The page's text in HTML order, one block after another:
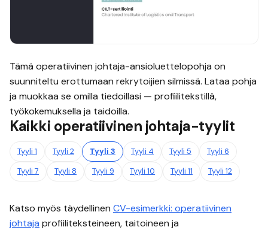
Tämä operatiivinen johtaja-ansioluettelopohja on
suunniteltu erottumaan rekrytoijien silmissä. Lataa pohja
ja muokkaa se omilla tiedoillasi — profiilitekstillä,
työkokemuksella ja taidoilla.
Kaikki operatiivinen johtaja-tyylit
Tyyli 1 Tyyli 2 Tyyli 3 Tyyli 4 Tyyli 5 Tyyli 6
Tyyli 7 Tyyli 8 Tyyli 9 Tyyli 10 Tyyli 11 Tyyli 12
Katso myös täydellinen CV-esimerkki: operatiivinen
johtaja profiiliteksteineen, taitoineen ja